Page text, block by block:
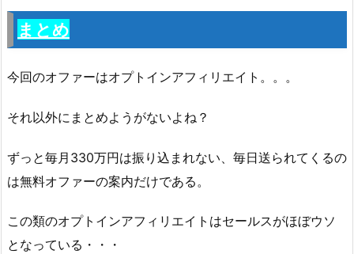
まとめ
今回のオファーはオプトインアフィリエイト。。。
それ以外にまとめようがないよね？
ずっと毎月330万円は振り込まれない、毎日送られてくるの
は無料オファーの案内だけである。
この類のオプトインアフィリエイトはセールスがほぼウソ
となっている・・・